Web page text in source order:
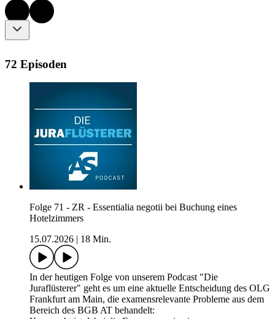
72 Episoden
Folge 71 - ZR - Essentialia negotii bei Buchung eines
Hotelzimmers
15.07.2026
18 Min.
In der heutigen Folge von unserem Podcast "Die
Juraflüsterer" geht es um eine aktuelle Entscheidung des OLG
Frankfurt am Main, die examensrelevante Probleme aus dem
Bereich des BGB AT behandelt: